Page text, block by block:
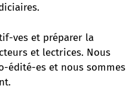
ves et préparer la
et lectrices. Nous
édité-es et nous sommes